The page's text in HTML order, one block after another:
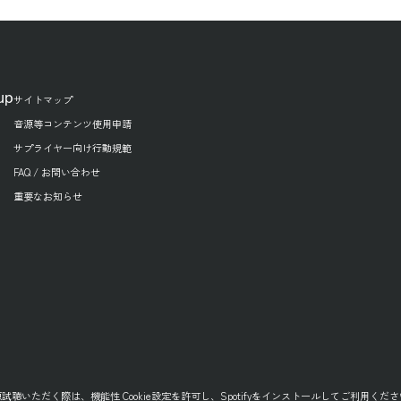
サイトマップ
音源等コンテンツ使用申請
サプライヤー向け行動規範
FAQ / お問い合わせ
重要なお知らせ
聴いただく際は、 機能性 Cookie設定を許可し、 Spotifyをインストールしてご利用くだ